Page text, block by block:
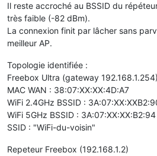
Il reste accroché au BSSID du
très faible (-82 dBm).
La connexion finit par lâcher sans
meilleur AP.
Topologie identifiée :
Freebox Ultra (gateway 192.168.1.254)
MAC WAN : 38:07:XX:XX:4D:A7
WiFi 2.4GHz BSSID :
WiFi 5GHz BSSID : 3A:07:XX:XX:B2:94
SSID : "WiFi-du-voisin"
Repeteur Freebox (192.168.1.2)